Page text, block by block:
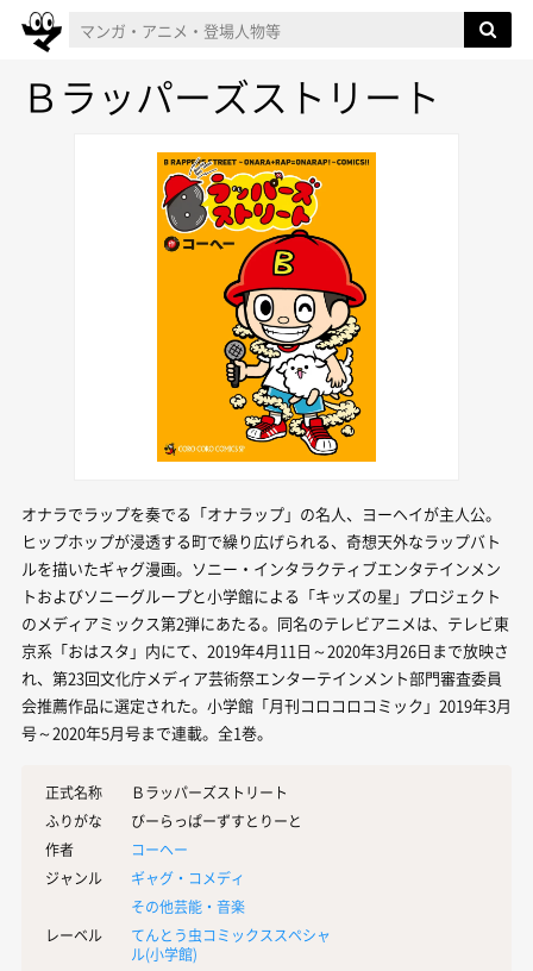
Ｂラッパーズストリート
オナラでラップを奏でる「オナラップ」の名人、ヨーヘイが主人公。
ヒップホップが浸透する町で繰り広げられる、奇想天外なラップバト
ルを描いたギャグ漫画。ソニー・インタラクティブエンタテインメン
トおよびソニーグループと小学館による「キッズの星」プロジェクト
のメディアミックス第2弾にあたる。同名のテレビアニメは、テレビ東
京系「おはスタ」内にて、2019年4月11日～2020年3月26日まで放映さ
れ、第23回文化庁メディア芸術祭エンターテインメント部門審査委員
会推薦作品に選定された。小学館「月刊コロコロコミック」2019年3月
号～2020年5月号まで連載。全1巻。
正式名称
Ｂラッパーズストリート
ふりがな
びーらっぱーずすとりーと
作者
コーヘー
ジャンル
ギャグ・コメディ
その他芸能・音楽
レーベル
てんとう虫コミックススペシャ
ル(小学館)